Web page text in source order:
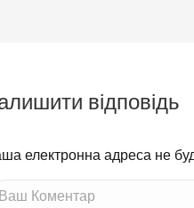
відповідь
електронна адреса не
Коментар